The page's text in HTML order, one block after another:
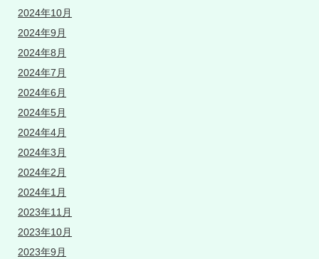
2024年10月
2024年9月
2024年8月
2024年7月
2024年6月
2024年5月
2024年4月
2024年3月
2024年2月
2024年1月
2023年11月
2023年10月
2023年9月